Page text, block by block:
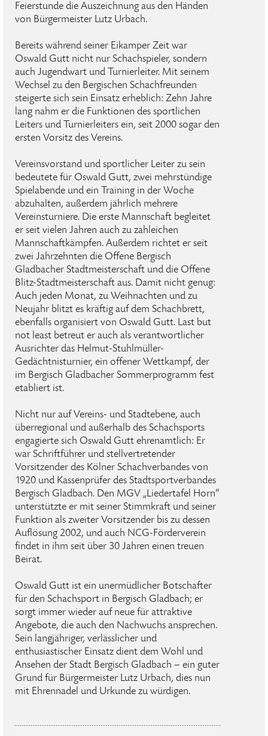
Feierstunde die Auszeichnung aus den Händen
von Bürgermeister Lutz Urbach.
Bereits während seiner Eikamper Zeit war
Oswald Gutt nicht nur Schachspieler, sondern
auch Jugendwart und Turnierleiter. Mit seinem
Wechsel zu den Bergischen Schachfreunden
steigerte sich sein Einsatz erheblich: Zehn Jahre
lang nahm er die Funktionen des sportlichen
Leiters und Turnierleiters ein, seit 2000 sogar den
ersten Vorsitz des Vereins.
Vereinsvorstand und sportlicher Leiter zu sein
bedeutete für Oswald Gutt, zwei mehrstündige
Spielabende und ein Training in der Woche
abzuhalten, außerdem jährlich mehrere
Vereinsturniere. Die erste Mannschaft begleitet
er seit vielen Jahren auch zu zahleichen
Mannschaftkämpfen. Außerdem richtet er seit
zwei Jahrzehnten die Offene Bergisch
Gladbacher Stadtmeisterschaft und die Offene
Blitz-Stadtmeisterschaft aus. Damit nicht genug:
Auch jeden Monat, zu Weihnachten und zu
Neujahr blitzt es kräftig auf dem Schachbrett,
ebenfalls organisiert von Oswald Gutt. Last but
not least betreut er auch als verantwortlicher
Ausrichter das Helmut-Stuhlmüller-
Gedächtnisturnier, ein offener Wettkampf, der
im Bergisch Gladbacher Sommerprogramm fest
etabliert ist.
Nicht nur auf Vereins- und Stadtebene, auch
überregional und außerhalb des Schachsports
engagierte sich Oswald Gutt ehrenamtlich: Er
war Schriftführer und stellvertretender
Vorsitzender des Kölner Schachverbandes von
1920 und Kassenprüfer des Stadtsportverbandes
Bergisch Gladbach. Den MGV „Liedertafel Horn“
unterstützte er mit seiner Stimmkraft und seiner
Funktion als zweiter Vorsitzender bis zu dessen
Auflösung 2002, und auch NCG-Förderverein
findet in ihm seit über 30 Jahren einen treuen
Beirat.
Oswald Gutt ist ein unermüdlicher Botschafter
für den Schachsport in Bergisch Gladbach; er
sorgt immer wieder auf neue für attraktive
Angebote, die auch den Nachwuchs ansprechen.
Sein langjähriger, verlässlicher und
enthusiastischer Einsatz dient dem Wohl und
Ansehen der Stadt Bergisch Gladbach – ein guter
Grund für Bürgermeister Lutz Urbach, dies nun
mit Ehrennadel und Urkunde zu würdigen.